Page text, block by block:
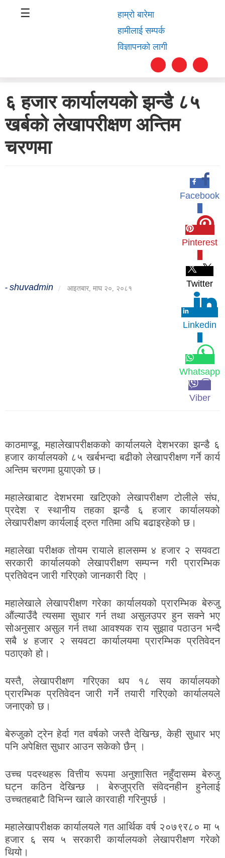
स्वास्थ्य
समाचार
अर्थ
संस्कृति
☰
हाम्रो बारेमा
हामीलाई सम्पर्क
विज्ञापनको लागी
६ हजार कार्यालयको झन्डै ८५
खर्बको लेखापरीक्षण अन्तिम
चरणमा
- shuvadmin / आइतबार, माघ २०, २०८१
Facebook
Pinterest
Twitter
Linkedin
Whatsapp
Viber
काठमाण्डू, महालेखापरीक्षकको कार्यालयले देशभरका झन्डै ६
हजार कार्यालयको ८५ खर्बभन्दा बढीको लेखापरीक्षण गर्ने कार्य
अन्तिम चरणमा पुर्‍याएको छ।
महालेखाबाट देशभरमा खटिएको लेखापरीक्षण टोलीले संघ,
प्रदेश र स्थानीय तहका झन्डै ६ हजार कार्यालयको
लेखापरीक्षण कार्यलाई द्रुत गतिमा अघि बढाइरहेको छ।
महालेखा परीक्षक तोयम रायाले हालसम्म ४ हजार २ सयवटा
सरकारी कार्यालयको लेखापरीक्षण सम्पन्न गरी प्रारम्भिक
प्रतिवेदन जारी गरिएको जानकारी दिए ।
महालेखाले लेखापरीक्षण गरेका कार्यालयको प्रारम्भिक बेरुजु
औंल्याउँदै त्यसमा सुधार गर्न तथा असुलउपर हुन सक्ने भए
सोअनुसार असुल गर्न तथा आवश्यक राय सुझाव पठाउन भन्दै
सबै ४ हजार २ सयवटा कार्यालयमा प्रारम्भिक प्रतिवेदन
पठाएको हो।
यस्तै, लेखापरीक्षण गरिएका थप १८ सय कार्यालयको
प्रारम्भिक प्रतिवेदन जारी गर्ने तयारी गरिएको कार्यालयले
जनाएको छ।
बेरुजुको ट्रेन हेर्दा गत वर्षको जस्तै देखिन्छ, केही सुधार भए
पनि अपेक्षित सुधार आउन सकेको छैन् ।
उच्च पदस्थहरू वित्तीय रूपमा अनुशासित नहुँदासम्म बेरुजु
घट्न कठिन देखिन्छ । बेरुजुप्रति संवेदनहीन हुनेलाई
उच्चतहबाटै विभिन्न खाले कारवाही गरिनुपर्छ ।
महालेखापरीक्षक कार्यालयले गत आर्थिक वर्ष २०७९र८० मा ५
हजार ६ सय ५ सरकारी कार्यालयको लेखापरीक्षण गरेको
थियो।